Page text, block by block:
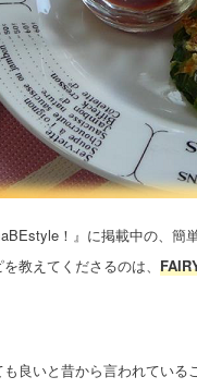
！』に掲載中の、簡
教えてくださるのは、
良いと昔から言われてい